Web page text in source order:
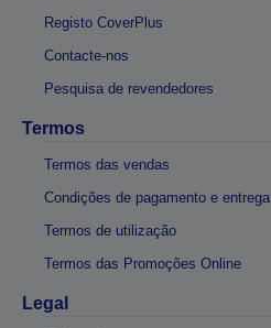
Registo CoverPlus
Contacte-nos
Pesquisa de revendedores
Termos
Termos das vendas
Condições de pagamento e entrega
Termos de utilização
Termos das Promoções Online
Legal